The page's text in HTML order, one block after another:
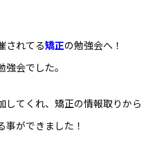
されてる矯正の勉強会へ！
会でした。
してくれ、矯正の情報取りから
ができました！